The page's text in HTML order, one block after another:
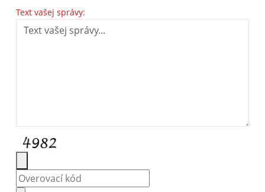
Text vašej správy: